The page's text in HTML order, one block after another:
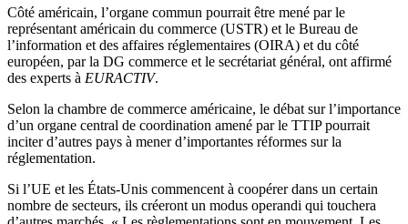
Côté américain, l’organe commun pourrait être mené par le
représentant américain du commerce (USTR) et le Bureau de
l’information et des affaires réglementaires (OIRA) et du côté
européen, par la DG commerce et le secrétariat général, ont affirmé
des experts à EURACTIV.
Selon la chambre de commerce américaine, le débat sur l’importance
d’un organe central de coordination amené par le TTIP pourrait
inciter d’autres pays à mener d’importantes réformes sur la
réglementation.
Si l’UE et les États-Unis commencent à coopérer dans un certain
nombre de secteurs, ils créeront un modus operandi qui touchera